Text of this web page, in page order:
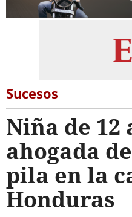
Sucesos
Niña de 12
ahogada
pila en la
Honduras